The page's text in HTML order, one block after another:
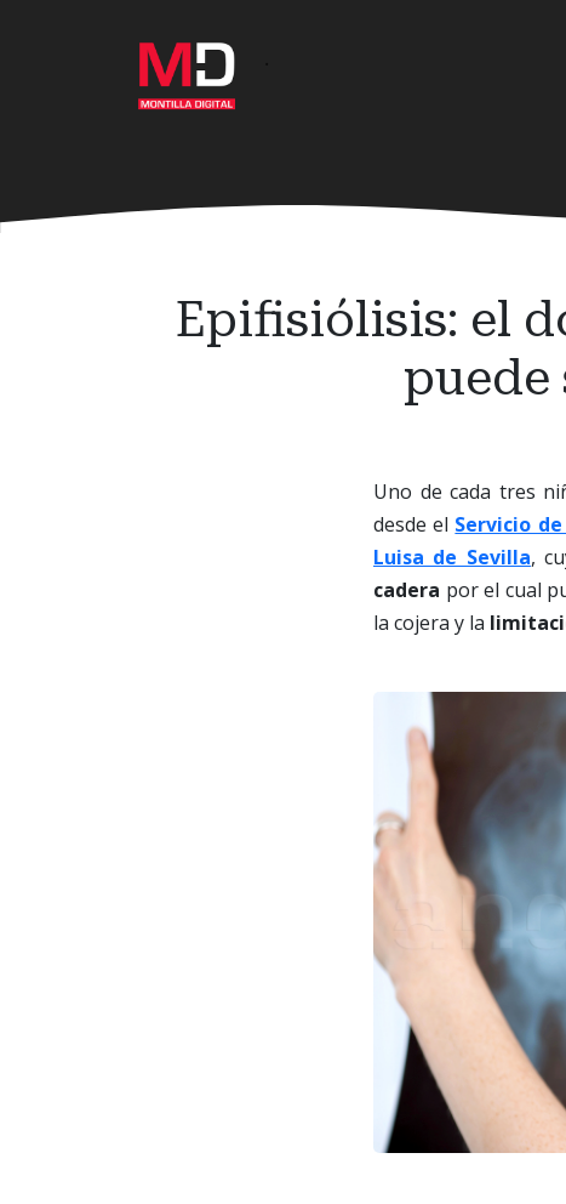
Epifisiólisis: el
puede
Uno de cada tres
desde el Servicio
Luisa de Sevilla,
cadera por el cual
la cojera y la